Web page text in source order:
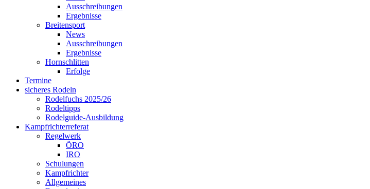
Ausschreibungen
Ergebnisse
Breitensport
News
Ausschreibungen
Ergebnisse
Hornschlitten
Erfolge
Termine
sicheres Rodeln
Rodelfuchs 2025/26
Rodeltipps
Rodelguide-Ausbildung
Kampfrichterreferat
Regelwerk
ÖRO
IRO
Schulungen
Kampfrichter
Allgemeines